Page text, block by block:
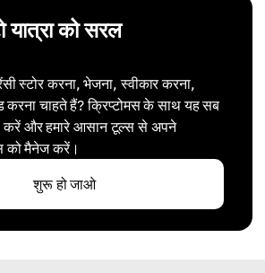
यात्रा को सरल
स्टोर करना, भेजना, स्वीकार करना,
करना चाहते हैं? क्रिप्टोमस के साथ यह सब
करें और हमारे आसान टूल्स से अपने
को मैनेज करें।
शुरू हो जाओ